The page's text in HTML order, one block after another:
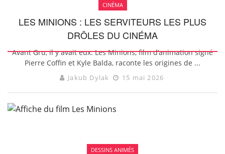
CINÉMA
LES MINIONS : LES SERVITEURS LES PLUS
DRÔLES DU CINÉMA
Avant Gru, il y avait eux. Les Minions, film d’animation signé
Pierre Coffin et Kyle Balda, raconte les origines de ...
Jakub Dylak 15 mai 2026
DESSINS ANIMÉS